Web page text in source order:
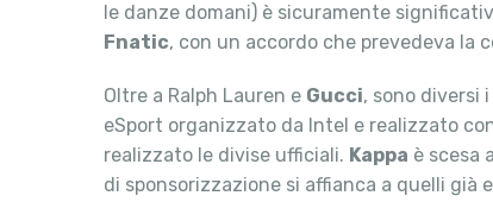
le danze domani) è sicuramente
Fnatic, con un accordo che prevedeva la
Oltre a Ralph Lauren e Gucci, sono diversi
eSport organizzato da Intel e realizzato
realizzato le divise ufficiali. Kappa è scesa
di sponsorizzazione si affianca a quelli già